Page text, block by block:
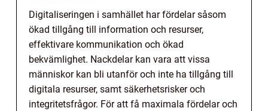
Digitaliseringen i samhället har fördelar såsom
ökad tillgång till information och resurser,
effektivare kommunikation och ökad
bekvämlighet. Nackdelar kan vara att vissa
människor kan bli utanför och inte ha tillgång till
digitala resurser, samt säkerhetsrisker och
integritetsfrågor. För att få maximala fördelar och